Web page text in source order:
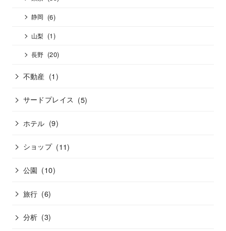
静岡 (6)
山梨 (1)
長野 (20)
不動産 (1)
サードプレイス (5)
ホテル (9)
ショップ (11)
公園 (10)
旅行 (6)
分析 (3)